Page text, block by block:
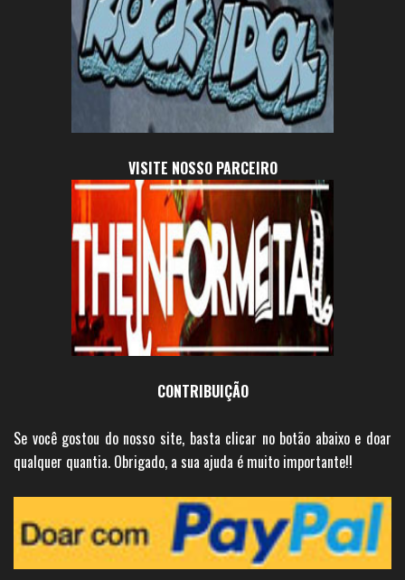
VISITE NOSSO PARCEIRO
CONTRIBUIÇÃO
Se você gostou do nosso site, basta clicar no botão abaixo e doar
qualquer quantia. Obrigado, a sua ajuda é muito importante!!